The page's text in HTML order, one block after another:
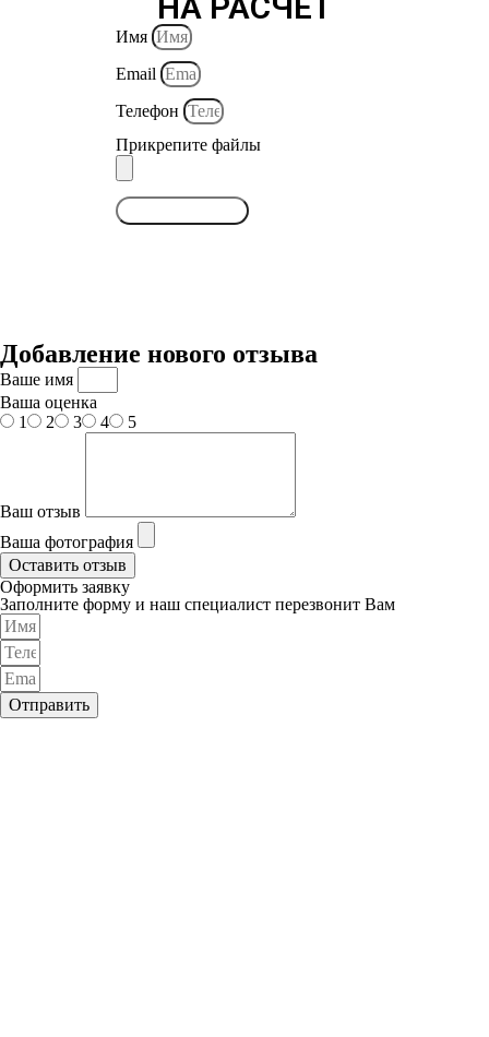
Имя
Email
Телефон
Прикрепите файлы
Добавление нового отзыва
Ваше имя
Ваша оценка
1
2 3 4 5
Ваш отзыв
Ваша фотография
Оставить отзыв
Оформить заявку
Заполните форму и наш специалист перезвонит Вам
Отправить